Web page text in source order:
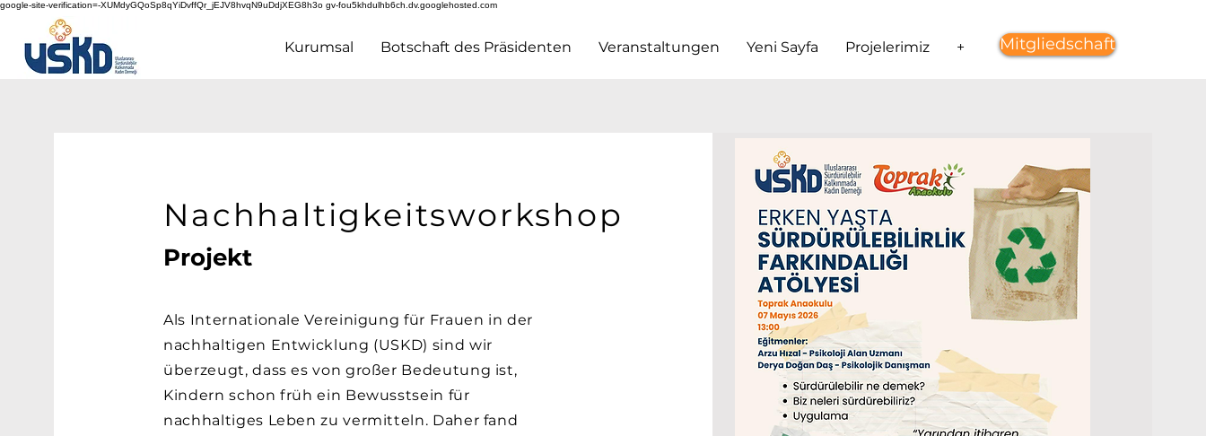
google-site-verification=-XUMdyGQoSp8qYiDvffQr_jEJV8hvqN9uDdjXEG8h3o gv-fou5khdulhb6ch.dv.googlehosted.com
Mitgliedschaft
Kurumsal Botschaft des Präsidenten Veranstaltungen Yeni Sayfa Projelerimiz +
Nachhaltigkeitsworkshop
Projekt
Als Internationale Vereinigung für Frauen in der
nachhaltigen Entwicklung (USKD) sind wir
überzeugt, dass es von großer Bedeutung ist,
Kindern schon früh ein Bewusstsein für
nachhaltiges Leben zu vermitteln. Daher fand